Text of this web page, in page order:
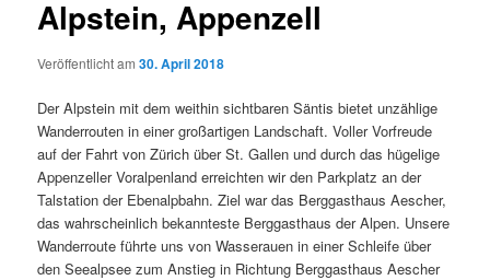
Alpstein, Appenzell
Veröffentlicht am30. April 2018
Der Alpstein mit dem weithin sichtbaren Säntis bietet unzählige
Wanderrouten in einer großartigen Landschaft. Voller Vorfreude
auf der Fahrt von Zürich über St. Gallen und durch das hügelige
Appenzeller Voralpenland erreichten wir den Parkplatz an der
Talstation der Ebenalpbahn. Ziel war das Berggasthaus Aescher,
das wahrscheinlich bekannteste Berggasthaus der Alpen. Unsere
Wanderroute führte uns von Wasserauen in einer Schleife über
den Seealpsee zum Anstieg in Richtung Berggasthaus Aescher